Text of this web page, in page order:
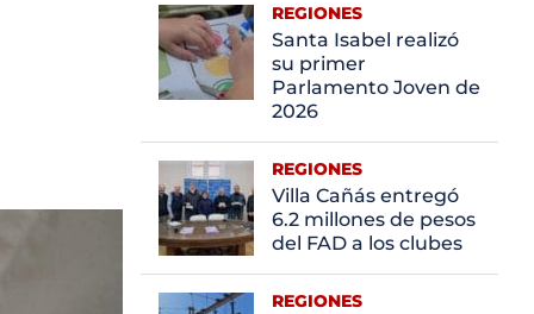
REGIONES
Santa Isabel realizó
su primer
Parlamento Joven de
2026
REGIONES
Villa Cañás entregó
6.2 millones de pesos
del FAD a los clubes
REGIONES